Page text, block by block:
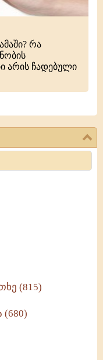
(815)
(680)
რა
არის ჩადებული